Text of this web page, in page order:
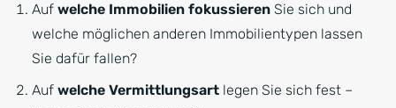
Auf welche Immobilien fokussieren Sie sich und
welche möglichen anderen Immobilientypen lassen
Sie dafür fallen?
Auf welche Vermittlungsart legen Sie sich fest –